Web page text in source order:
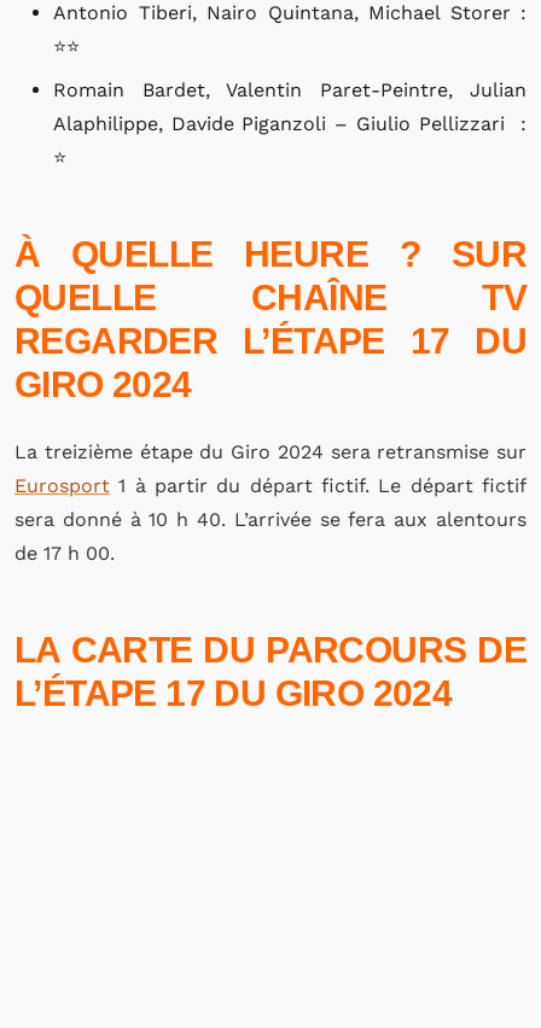
Antonio Tiberi, Nairo Quintana, Michael Storer :
⭐⭐
Romain Bardet, Valentin Paret-Peintre, Julian
Alaphilippe, Davide Piganzoli – Giulio Pellizzari :
⭐
À QUELLE HEURE ? SUR
QUELLE CHAÎNE TV
REGARDER L’ÉTAPE 17 DU
GIRO 2024
La treizième étape du Giro 2024 sera retransmise sur
Eurosport 1 à partir du départ fictif. Le départ fictif
sera donné à 10 h 40. L’arrivée se fera aux alentours
de 17 h 00.
LA CARTE DU PARCOURS DE
L’ÉTAPE 17 DU GIRO 2024